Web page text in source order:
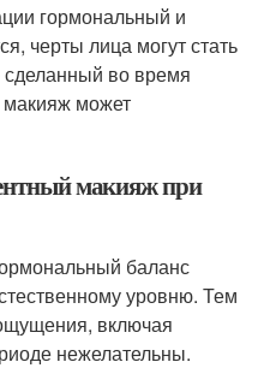
гормональный и
черты лица могут стать
сделанный во время
может
макияж при
баланс
уровню. Тем
включая
нежелательны.